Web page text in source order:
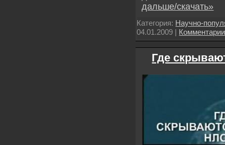
дальше/скачать»
Категория: Научно-
04.01.2009 | Комментарии
Где